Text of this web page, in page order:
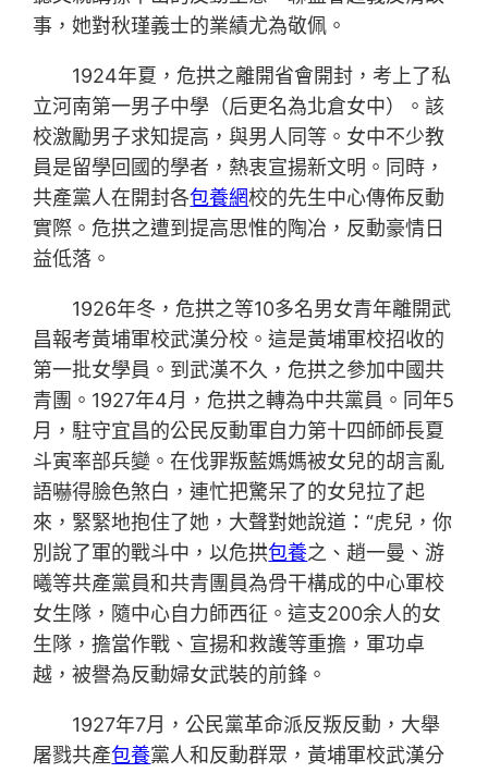
事，她對秋瑾義士的業績尤為敬佩。
1924年夏，危拱之離開省會開封，考上了私
立河南第一男子中學（后更名為北倉女中）。該
校激勵男子求知提高，與男人同等。女中不少教
員是留學回國的學者，熱衷宣揚新文明。同時，
共產黨人在開封各包養網校的先生中心傳佈反動
實際。危拱之遭到提高思惟的陶冶，反動豪情日
益低落。
1926年冬，危拱之等10多名男女青年離開武
昌報考黃埔軍校武漢分校。這是黃埔軍校招收的
第一批女學員。到武漢不久，危拱之參加中國共
青團。1927年4月，危拱之轉為中共黨員。同年5
月，駐守宜昌的公民反動軍自力第十四師師長夏
斗寅率部兵變。在伐罪叛藍媽媽被女兒的胡言亂
語嚇得臉色煞白，連忙把驚呆了的女兒拉了起
來，緊緊地抱住了她，大聲對她說道：“虎兒，你
別說了軍的戰斗中，以危拱包養之、趙一曼、游
曦等共產黨員和共青團員為骨干構成的中心軍校
女生隊，隨中心自力師西征。這支200余人的女
生隊，擔當作戰、宣揚和救護等重擔，軍功卓
越，被譽為反動婦女武裝的前鋒。
1927年7月，公民黨革命派反叛反動，大舉
屠戮共產包養黨人和反動群眾，黃埔軍校武漢分